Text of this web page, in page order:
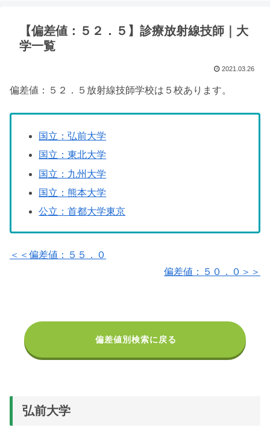
【偏差値：５２．５】診療放射線技師｜大
学一覧
2021.03.26
偏差値：５２．５放射線技師学校は５校あります。
国立：弘前大学
国立：東北大学
国立：九州大学
国立：熊本大学
公立：首都大学東京
＜＜偏差値：５５．０
偏差値：５０．０＞＞
偏差値別検索に戻る
弘前大学